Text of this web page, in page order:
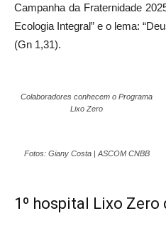
Campanha da Fraternidade
Ecologia Integral” e o lema:
(Gn 1,31).
Colaboradores conhecem o Programa
Lixo Zero
Fotos: Giany Costa | ASCOM CNBB
1º hospital Lixo